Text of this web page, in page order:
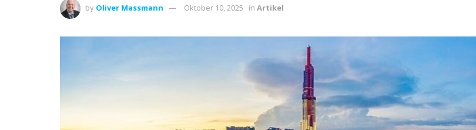
by Oliver Massmann Oktober 10, 2025 in Artikel